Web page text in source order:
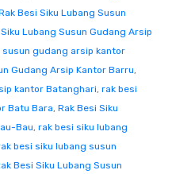
Besi Siku Lubang Susun
Lubang Susun Gudang Arsip
susun gudang arsip kantor
Gudang Arsip Kantor Barru,
kantor Batanghari, rak besi
Batu Bara, Rak Besi Siku
Bau, rak besi siku lubang
besi siku lubang susun
Besi Siku Lubang Susun